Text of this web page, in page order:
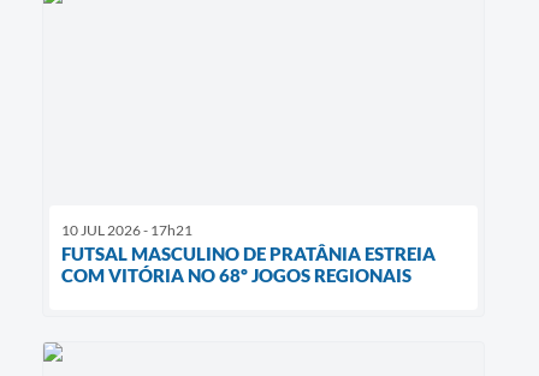
10 JUL 2026 - 17h21
FUTSAL MASCULINO DE PRATÂNIA ESTREIA
COM VITÓRIA NO 68º JOGOS REGIONAIS